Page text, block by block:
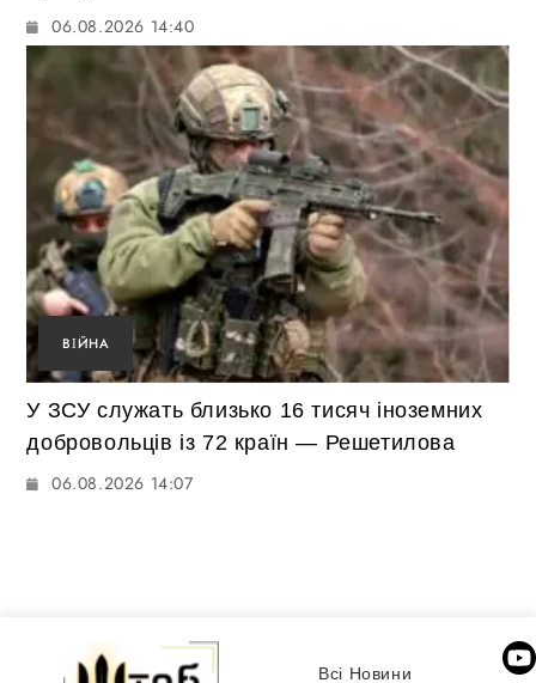
06.08.2026 14:40
ВІЙНА
У ЗСУ служать близько 16 тисяч іноземних
добровольців із 72 країн — Решетилова
06.08.2026 14:07
Всі Новини